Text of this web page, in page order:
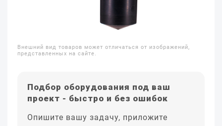
Внешний вид товаров может отличаться от изображений,
представленных на сайте.
Подбор оборудования под ваш
проект - быстро и без ошибок
Опишите вашу задачу, приложите